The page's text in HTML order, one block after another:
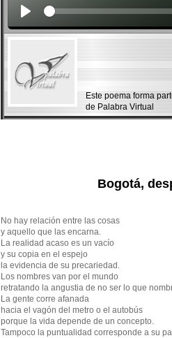
Este poema forma
de Palabra Virtual
Bogotá,
No hay relación entre las cosas
y aquello que las encarna.
La realidad acaso es un vacío
y su copia en el espejo
la evidencia de su precariedad.
Los nombres van por el mundo
retratando la angustia de no ser lo que
La gente corre afanada
hacia el vagón del metro o el autobús
porque la vida depende de un concepto.
Tampoco la puntualidad corresponde a su